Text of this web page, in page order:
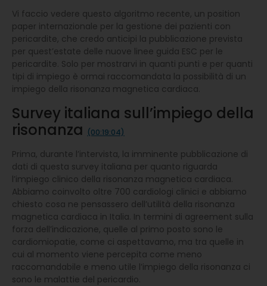
Vi faccio vedere questo algoritmo recente, un position
paper internazionale per la gestione dei pazienti con
pericardite, che credo anticipi la pubblicazione prevista
per quest’estate delle nuove linee guida ESC per le
pericardite. Solo per mostrarvi in quanti punti e per quanti
tipi di impiego è ormai raccomandata la possibilità di un
impiego della risonanza magnetica cardiaca.
Survey italiana sull’impiego della
risonanza (00:19:04)
Prima, durante l’intervista, la imminente pubblicazione di
dati di questa survey italiana per quanto riguarda
l’impiego clinico della risonanza magnetica cardiaca.
Abbiamo coinvolto oltre 700 cardiologi clinici e abbiamo
chiesto cosa ne pensassero dell’utilità della risonanza
magnetica cardiaca in Italia. In termini di agreement sulla
forza dell’indicazione, quelle al primo posto sono le
cardiomiopatie, come ci aspettavamo, ma tra quelle in
cui al momento viene percepita come meno
raccomandabile e meno utile l’impiego della risonanza ci
sono le malattie del pericardio.